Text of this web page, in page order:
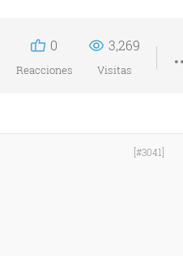
0
Reacciones
3,269
Visitas
[#3041]